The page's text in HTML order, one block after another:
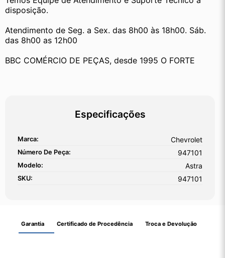
disposição.
Atendimento de Seg. a Sex. das 8h00 às 18h00. Sáb.
das 8h00 as 12h00
BBC COMÉRCIO DE PEÇAS, desde 1995 O FORTE
Especificações
Marca: Chevrolet
Número De Peça: 947101
Modelo: Astra
SKU: 947101
Garantia Certificado de Procedência Troca e Devolução